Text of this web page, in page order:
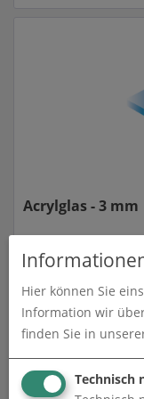
Acrylglas - 3 mm
Hier können Sie
Information wir
finden Sie in
Technisch